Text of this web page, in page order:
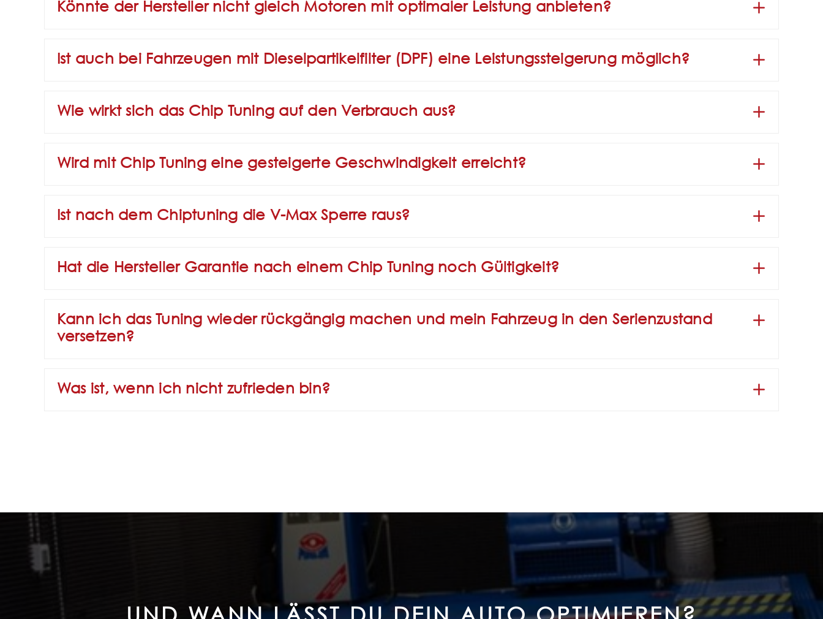
Könnte der Hersteller nicht gleich Motoren mit optimaler Leistung anbieten?
Ist auch bei Fahrzeugen mit Dieselpartikelfilter (DPF) eine Leistungssteigerung möglich?
Wie wirkt sich das Chip Tuning auf den Verbrauch aus?
Wird mit Chip Tuning eine gesteigerte Geschwindigkeit erreicht?
Ist nach dem Chiptuning die V-Max Sperre raus?
Hat die Hersteller Garantie nach einem Chip Tuning noch Gültigkeit?
Kann ich das Tuning wieder rückgängig machen und mein Fahrzeug in den Serienzustand
versetzen?
Was ist, wenn ich nicht zufrieden bin?